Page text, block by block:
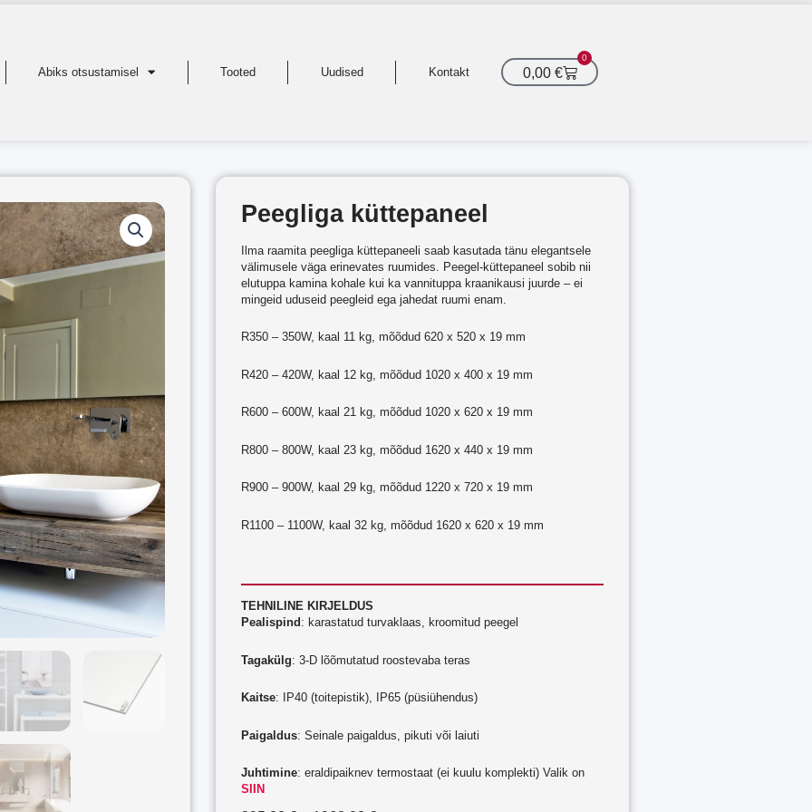
Abiks otsustamisel Tooted Uudised Kontakt 0,00 €
0
Cart
Peegliga küttepaneel
Ilma raamita peegliga küttepaneeli saab kasutada tänu elegantsele
välimusele väga erinevates ruumides. Peegel-küttepaneel sobib nii
elutuppa kamina kohale kui ka vannituppa kraanikausi juurde – ei
mingeid uduseid peegleid ega jahedat ruumi enam.
R350 – 350W, kaal 11 kg, mõõdud 620 x 520 x 19 mm
R420 – 420W, kaal 12 kg, mõõdud 1020 x 400 x 19 mm
R600 – 600W, kaal 21 kg, mõõdud 1020 x 620 x 19 mm
R800 – 800W, kaal 23 kg, mõõdud 1620 x 440 x 19 mm
R900 – 900W, kaal 29 kg, mõõdud 1220 x 720 x 19 mm
R1100 – 1100W, kaal 32 kg, mõõdud 1620 x 620 x 19 mm
TEHNILINE KIRJELDUS
Pealispind : karastatud turvaklaas, kroomitud peegel
Tagakülg: 3-D lõõmutatud roostevaba teras
Kaitse: IP40 (toitepistik), IP65 (püsiühendus)
Paigaldus: Seinale paigaldus, pikuti või laiuti
Juhtimine: eraldipaiknev termostaat (ei kuulu komplekti) Valik on
SIIN